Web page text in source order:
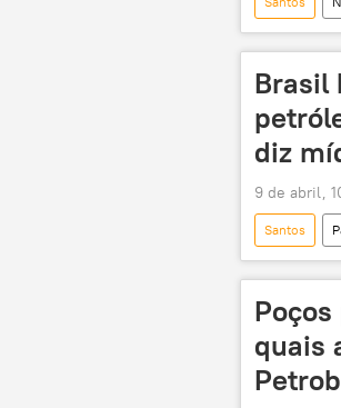
Telmário
Brasil
diz
9 de abril,
Santos
Rio de
quais